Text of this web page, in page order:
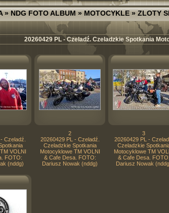
»NDG FOTO ALBUM»MOTOCYKLE»ZLOTY
20260429 PL - Czeladź. Czeladzkie Spotkania
Czeladź.
VOLNI
FOTO:
(nddg)
2
20260429 PL - Czeladź.
Czeladzkie Spotkania
Motocyklowe TM VOLNI
& Cafe Desa. FOTO:
Dariusz Nowak (nddg)
3
20260429 PL -
Czeladzkie
Motocyklowe TM
& Cafe Desa. FOTO:
Dariusz Nowak